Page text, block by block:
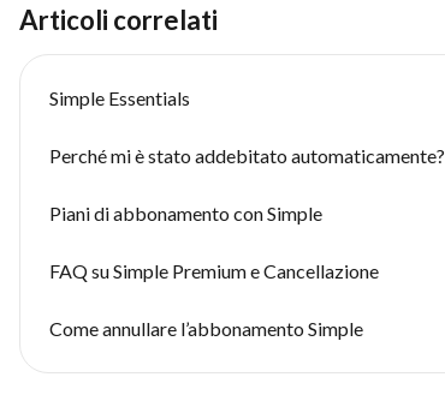
Articoli correlati
Simple Essentials
Perché mi è stato addebitato automaticamente?
Piani di abbonamento con Simple
FAQ su Simple Premium e Cancellazione
Come annullare l’abbonamento Simple